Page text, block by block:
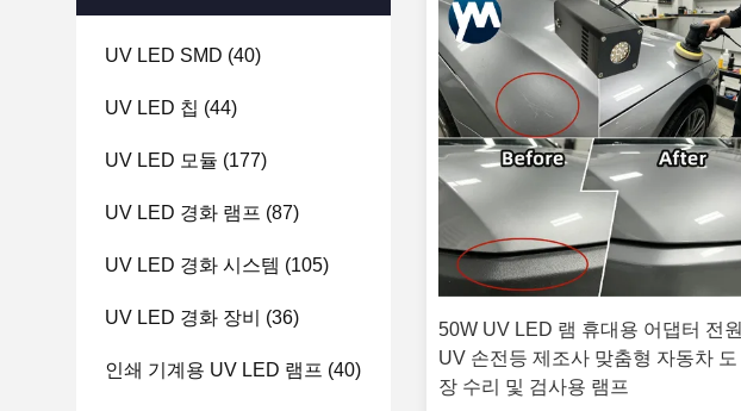
UV LED SMD (40)
UV LED 칩 (44)
UV LED 모듈 (177)
UV LED 경화 램프 (87)
UV LED 경화 시스템 (105)
UV LED 경화 장비 (36)
인쇄 기계용 UV LED 램프 (40)
50W UV LED 램 휴대용 어댑터 전원
UV 손전등 제조사 맞춤형 자동차 도
장 수리 및 검사용 램프